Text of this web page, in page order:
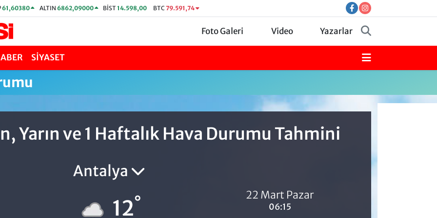
61,60380 ALTIN 6862,09000 BİST14.598,00 BTC 79.591,74
Foto Galeri Video Yazarlar
SİYASET
Yarın ve 1 Haftalık Hava Durumu Tahmini
Antalya
12° 22 Mart Pazar
06:15